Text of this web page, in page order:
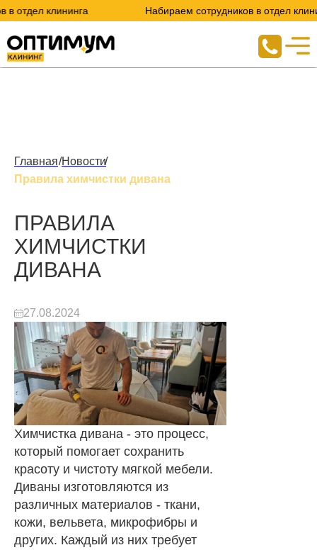
клининга Набираем сотрудников в отдел клининга
Главная/Новости/
Правила химчистки дивана
ПРАВИЛА
ХИМЧИСТКИ
ДИВАНА
27.08.2024
Химчистка дивана - это процесс,
который помогает сохранить
красоту и чистоту мягкой мебели.
Диваны изготовляются из
различных материалов - ткани,
кожи, вельвета, микрофибры и
других. Каждый из них требует